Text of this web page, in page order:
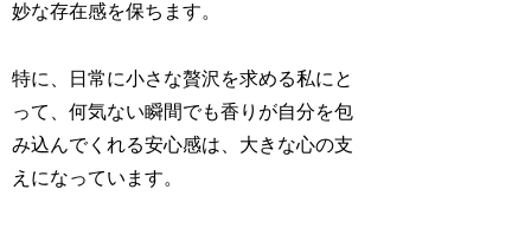
妙な存在感を保ちます。
特に、日常に小さな贅沢を求める私にと
って、何気ない瞬間でも香りが自分を包
み込んでくれる安心感は、大きな心の支
えになっています。